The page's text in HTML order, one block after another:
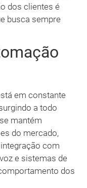
dos clientes é
busca sempre
em constante
a todo
mantém
do mercado,
com
e sistemas de
dos